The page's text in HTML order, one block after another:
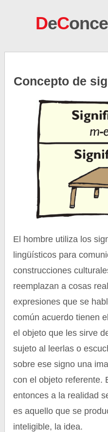
DeC
Concepto de
El hombre utiliza los
lingüísticos para
construcciones
reemplazan a cosas
expresiones que se
común acuerdo tienen
el objeto que les sirve
sujeto al leerlas o
sobre ese signo una
con el objeto referente.
entonces a la realidad
es aquello que se
inteligible, la idea.